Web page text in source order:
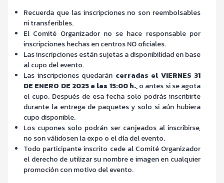
Recuerda que las inscripciones no son reembolsables
ni transferibles.
El Comité Organizador no se hace responsable por
inscripciones hechas en centros NO oficiales.
Las inscripciones están sujetas a disponibilidad en base
al cupo del evento.
Las inscripciones quedarán cerradas el VIERNES 31
DE ENERO DE 2025 a las 15:00 h., o antes si se agota
el cupo. Después de esa fecha solo podrás inscribirte
durante la entrega de paquetes y solo si aún hubiera
cupo disponible.
Los cupones solo podrán ser canjeados al inscribirse,
no son válidosen la expo o el día del evento.
Todo participante inscrito cede al Comité Organizador
el derecho de utilizar su nombre e imagen en cualquier
promoción con motivo del evento.